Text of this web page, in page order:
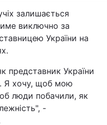
залишається
виключно за
України на
представник України
Я хочу, щоб мою
люди побачили, як
-